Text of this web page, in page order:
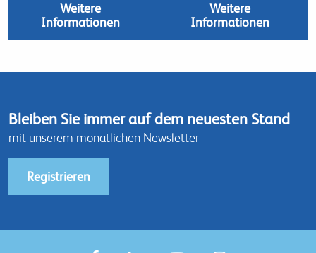
Weitere
Informationen
Weitere
Informationen
Bleiben Sie immer auf dem neuesten Stand
mit unserem monatlichen Newsletter
Registrieren